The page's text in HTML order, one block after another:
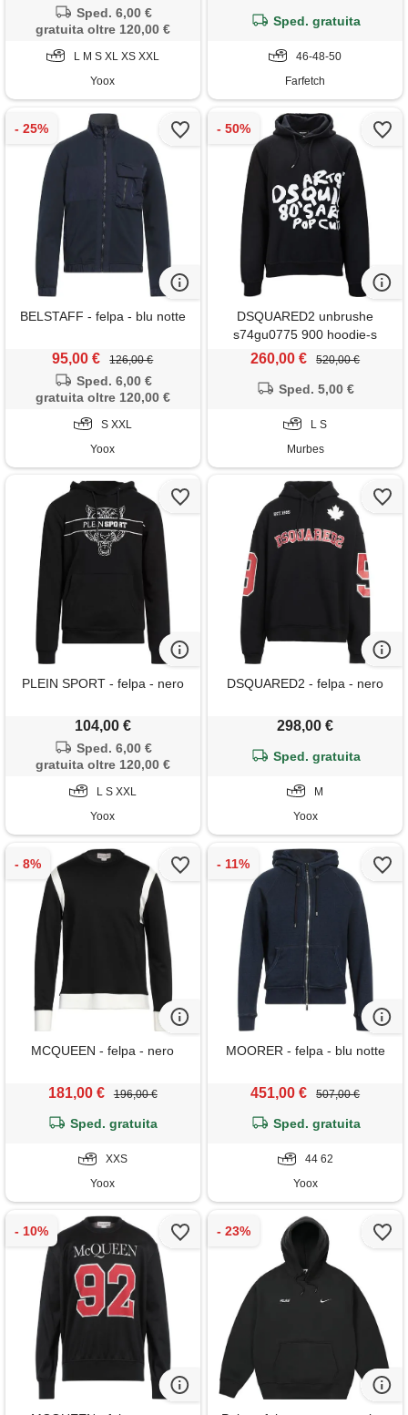
Sped. 6,00 €
gratuita oltre 120,00 €
L M S XL XS XXL
Yoox
Sped. gratuita
46-48-50
Farfetch
BELSTAFF - felpa - blu notte
95,00 € 126,00 €
Sped. 6,00 €
gratuita oltre 120,00 €
S XXL
Yoox
DSQUARED2 unbrushe
s74gu0775 900 hoodie-s
260,00 € 520,00 €
Sped. 5,00 €
L S
Murbes
PLEIN SPORT - felpa - nero
104,00 €
Sped. 6,00 €
gratuita oltre 120,00 €
L S XXL
Yoox
DSQUARED2 - felpa - nero
298,00 €
Sped. gratuita
M
Yoox
MCQUEEN - felpa - nero
181,00 € 196,00 €
Sped. gratuita
XXS
Yoox
MOORER - felpa - blu notte
451,00 € 507,00 €
Sped. gratuita
44 62
Yoox